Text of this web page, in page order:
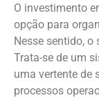
O investimento
opção para
Nesse sentido, o
Trata-se de um
uma vertente de
processos